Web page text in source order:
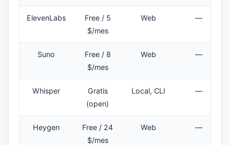
ElevenLabs
Free / 5
$/mes
Web —
Suno
Free / 8
$/mes
Web —
Whisper
Gratis
(open)
Local, CLI —
Heygen
Free / 24
$/mes
Web —